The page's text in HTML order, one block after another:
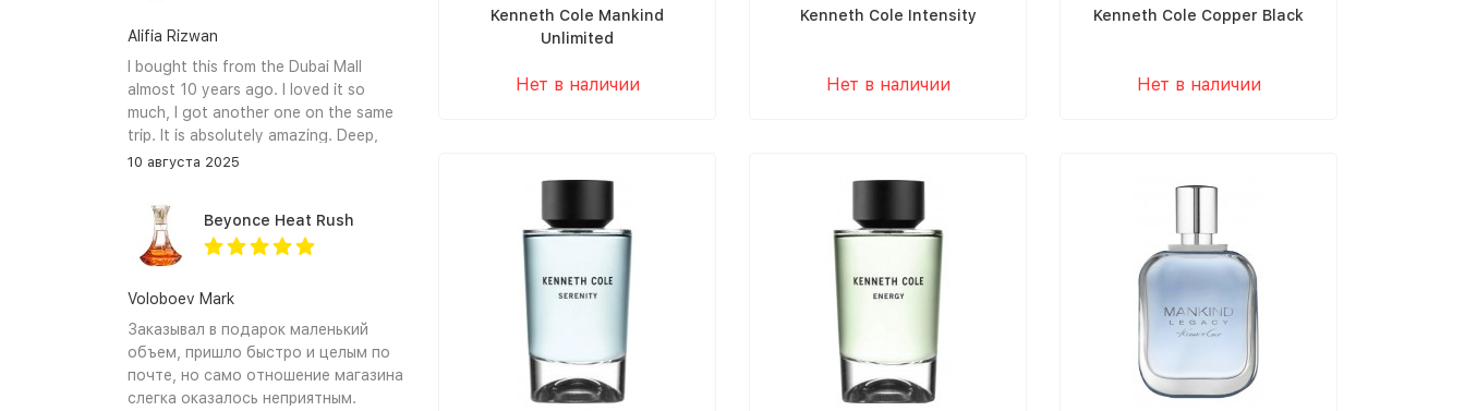
Kenneth Cole Mankind
Unlimited
Нет в наличии
Kenneth Cole Intensity
Нет в наличии
Kenneth Cole Copper Black
Нет в наличии
Alifia Rizwan
I bought this from the Dubai Mall
almost 10 years ago. I loved it so
much, I got another one on the same
trip. It is absolutely amazing. Deep,
enchanting notes that linger on the
find it again.
10 августа 2025
Beyonce Heat Rush
Voloboev Mark
Заказывал в подарок маленький
объем, пришло быстро и целым по
почте, но само отношение магазина
слегка оказалось неприятным.